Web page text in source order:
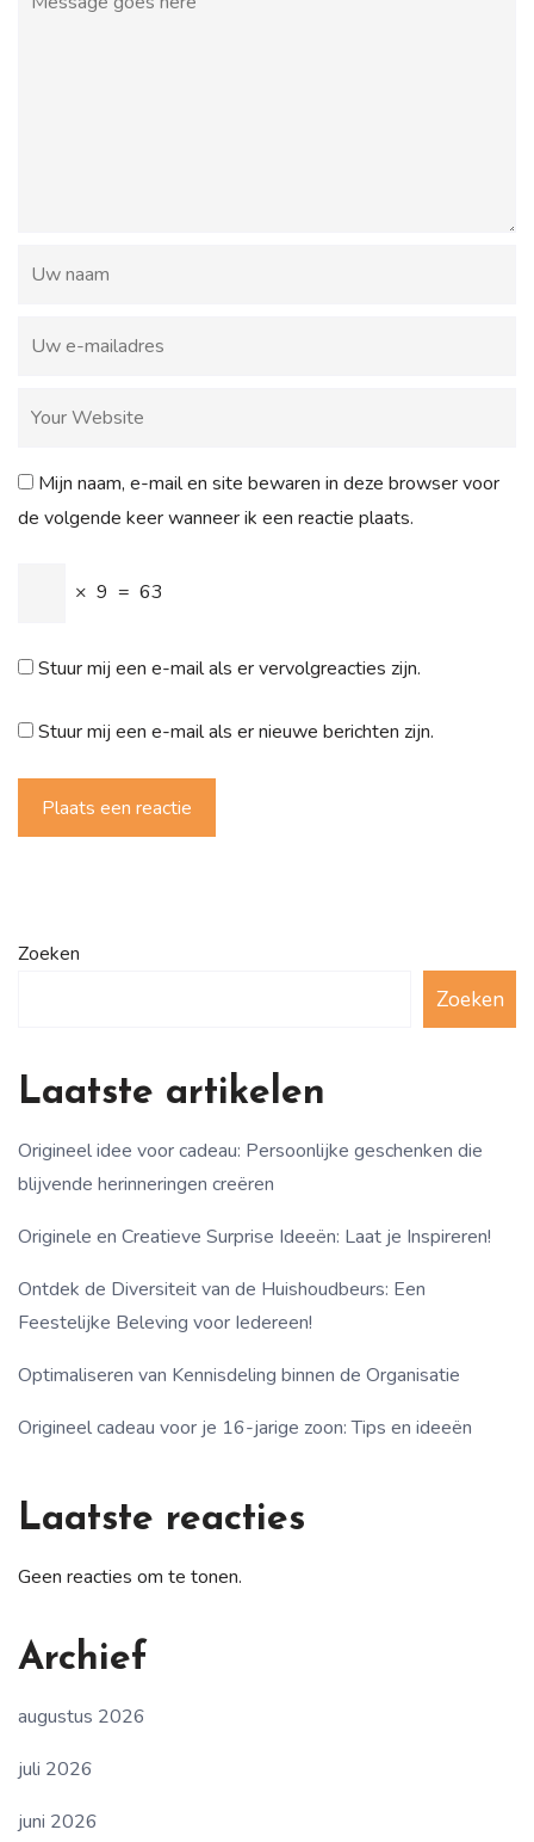
Mijn naam, e-mail en site bewaren in deze browser voor
de volgende keer wanneer ik een reactie plaats.
× 9 = 63
Stuur mij een e-mail als er vervolgreacties zijn.
Stuur mij een e-mail als er nieuwe berichten zijn.
Plaats een reactie
Zoeken
Zoeken
Laatste artikelen
Origineel idee voor cadeau: Persoonlijke geschenken die
blijvende herinneringen creëren
Originele en Creatieve Surprise Ideeën: Laat je Inspireren!
Ontdek de Diversiteit van de Huishoudbeurs: Een
Feestelijke Beleving voor Iedereen!
Optimaliseren van Kennisdeling binnen de Organisatie
Origineel cadeau voor je 16-jarige zoon: Tips en ideeën
Laatste reacties
Geen reacties om te tonen.
Archief
augustus 2026
juli 2026
juni 2026